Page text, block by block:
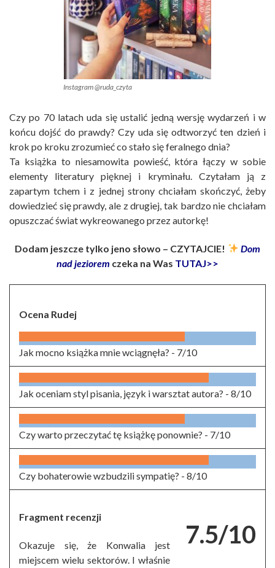
Instagram @ruda_czyta
Czy po 70 latach uda się ustalić jedną wersję wydarzeń i w
końcu dojść do prawdy? Czy uda się odtworzyć ten dzień i
krok po kroku zrozumieć co stało się feralnego dnia?
Ta książka to niesamowita powieść, która łączy w sobie
elementy literatury pięknej i kryminału. Czytałam ją z
zapartym tchem i z jednej strony chciałam skończyć, żeby
dowiedzieć się prawdy, ale z drugiej, tak bardzo nie chciałam
opuszczać świat wykreowanego przez autorkę!
Dodam jeszcze tylko jeno słowo – CZYTAJCIE!
Dom
nad jeziorem czeka na Was TUTAJ>>
Ocena Rudej
Jak mocno książka mnie wciągnęła? - 7/10
Jak oceniam styl pisania, język i warsztat autora? - 8/10
Czy warto przeczytać tę książkę ponownie? - 7/10
Czy bohaterowie wzbudzili sympatię? - 8/10
7.5/10
Fragment recenzji
Okazuje się, że Konwalia jest
miejscem wielu sektorów. I właśnie